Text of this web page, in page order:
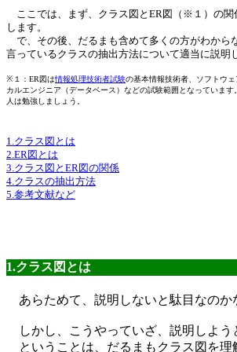
ここでは、まず、クラス図とER図（※１）の関
します。
で、その後、だるまも含めて多くの方がわから
言っているクラスの抽出方法について適当に説明
※１：ER図は情報処理技術者試験の基本情報技術者、ソフトウ
カルエンジニア（データベース）などの試験範囲となっています
人は勉強しましょう。
1.クラス図とは
2.ER図とは
3.クラス図とER図の関係
4.クラスの抽出方法
5.参考文献など
1.クラス図とは
あらためて、説明しないと駄目なのか
しかし、こうやっていざ、説明しよう
ということは、だるまもクラス図を理